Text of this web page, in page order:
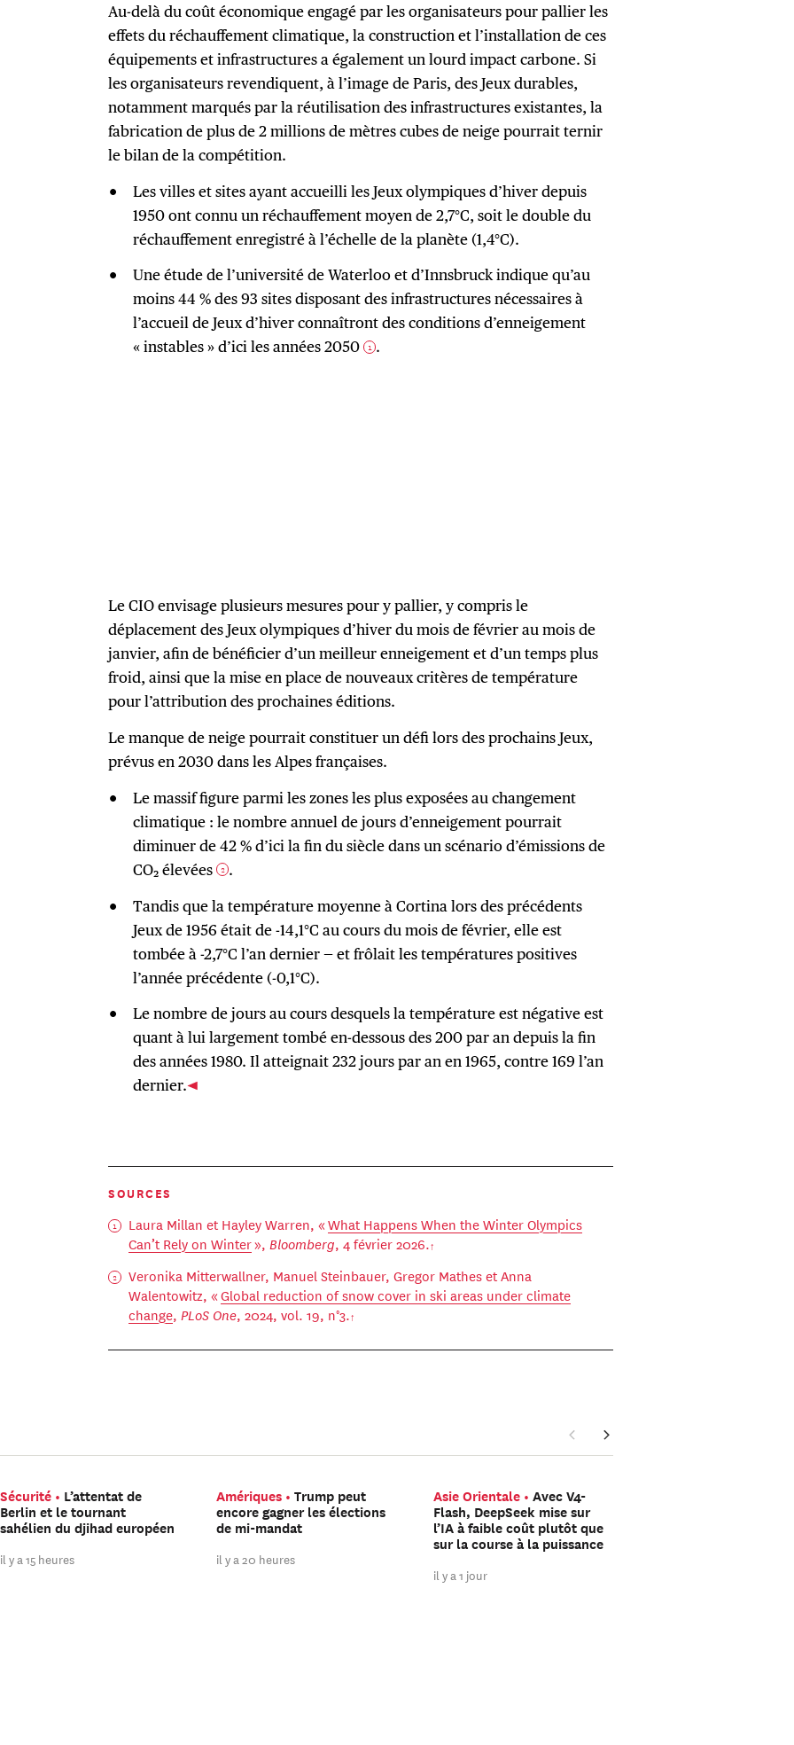
Au-delà du coût économique engagé par les organisateurs pour pallier les
effets du réchauffement climatique, la construction et l’installation de ces
équipements et infrastructures a également un lourd impact carbone. Si
les organisateurs revendiquent, à l’image de Paris, des Jeux durables,
notamment marqués par la réutilisation des infrastructures existantes, la
fabrication de plus de 2 millions de mètres cubes de neige pourrait ternir
le bilan de la compétition.
Les villes et sites ayant accueilli les Jeux olympiques d’hiver depuis
1950 ont connu un réchauffement moyen de 2,7°C, soit le double du
réchauffement enregistré à l’échelle de la planète (1,4°C).
Une étude de l’université de Waterloo et d’Innsbruck indique qu’au
moins 44 % des 93 sites disposant des infrastructures nécessaires à
l’accueil de Jeux d’hiver connaîtront des conditions d’enneigement
« instables » d’ici les années 2050 1 .
Le CIO envisage plusieurs mesures pour y pallier, y compris le
déplacement des Jeux olympiques d’hiver du mois de février au mois de
janvier, afin de bénéficier d’un meilleur enneigement et d’un temps plus
froid, ainsi que la mise en place de nouveaux critères de température
pour l’attribution des prochaines éditions.
Le manque de neige pourrait constituer un défi lors des prochains Jeux,
prévus en 2030 dans les Alpes françaises.
Le massif figure parmi les zones les plus exposées au changement
climatique : le nombre annuel de jours d’enneigement pourrait
diminuer de 42 % d’ici la fin du siècle dans un scénario d’émissions de
CO₂ élevées 2 .
Tandis que la température moyenne à Cortina lors des précédents
Jeux de 1956 était de -14,1°C au cours du mois de février, elle est
tombée à -2,7°C l’an dernier — et frôlait les températures positives
l’année précédente (-0,1°C).
Le nombre de jours au cours desquels la température est négative est
quant à lui largement tombé en-dessous des 200 par an depuis la fin
des années 1980. Il atteignait 232 jours par an en 1965, contre 169 l’an
dernier.
SOURCES
Laura Millan et Hayley Warren, «What Happens When the Winter Olympics
Can’t Rely on Winter»,Bloomberg, 4 février 2026.
Veronika Mitterwallner, Manuel Steinbauer, Gregor Mathes et Anna
Walentowitz, «Global reduction of snow cover in ski areas under climate
change,PLoS One, 2024, vol. 19, n°3.
Sécurité
L’attentat de
Berlin et le tournant
sahélien du djihad européen
il y a 15 heures
Amériques
Trump peut
encore gagner les élections
de mi-mandat
il y a 20 heures
Asie Orientale
Avec V4-
Flash, DeepSeek mise sur
l’IA à faible coût plutôt que
sur la course à la puissance
il y a 1 jour